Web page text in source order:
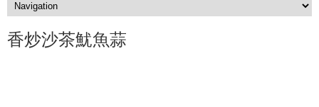
香炒沙茶魷魚蒜